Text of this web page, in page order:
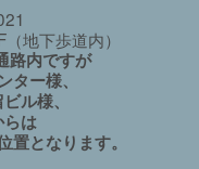
地下歩道内）
路内ですが
ー様、
ル様、
らは
置となります。